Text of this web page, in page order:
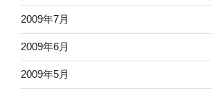
2009年7月
2009年6月
2009年5月